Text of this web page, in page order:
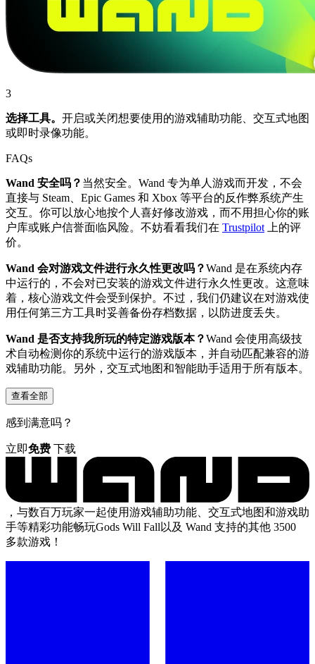
3
选择工具。 开启或关闭想要使用的游戏辅助功能、交互式地图
或即时录像功能。
FAQs
Wand 安全吗？ 当然安全。Wand 专为单人游戏而开发，不会
直接与 Steam、Epic Games 和 Xbox 等平台的反作弊系统产生
交互。你可以放心地按个人喜好修改游戏，而不用担心你的账
户库或账户信誉面临风险。不妨看看我们在 Trustpilot 上的评
价。
Wand 会对游戏文件进行永久性更改吗？Wand 是在系统内存
中运行的，不会对已安装的游戏文件进行永久性更改。这意味
着，核心游戏文件会受到保护。不过，我们仍建议在对游戏使
用任何第三方工具时妥善备份存档数据，以防进度丢失。
Wand 是否支持我所玩的特定游戏版本？Wand 会使用高级技
术自动检测你的系统中运行的游戏版本，并自动匹配兼容的游
戏辅助功能。另外，交互式地图和智能助手适用于所有版本。
查看全部
感到满意吗？
立即免费 下载
，与数百万玩家一起使用游戏辅助功能、交互式地图和游戏助
手等精彩功能畅玩Gods Will Fall以及 Wand 支持的其他 3500
多款游戏！